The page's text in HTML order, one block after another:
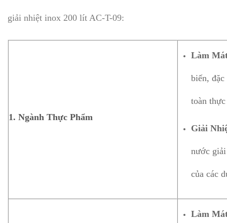
giải nhiệt inox 200 lít AC-T-09:
1. Ngành Thực Phẩm
Làm
biến,
toàn
Giải
nước giải
của các
Làm